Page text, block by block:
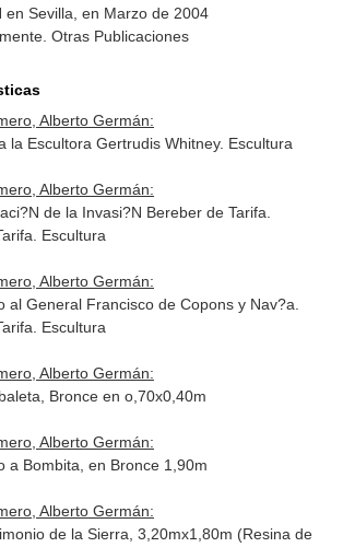
en Sevilla, en Marzo de 2004
Otras Publicaciones
Alberto Germán:
la Escultora Gertrudis Whitney. Escultura
Alberto Germán:
de la Invasi?N Bereber de Tarifa.
Escultura
Alberto Germán:
al General Francisco de Copons y Nav?a.
Escultura
Alberto Germán:
Bronce en o,70x0,40m
Alberto Germán:
a Bombita, en Bronce 1,90m
Alberto Germán:
de la Sierra, 3,20mx1,80m (Resina de